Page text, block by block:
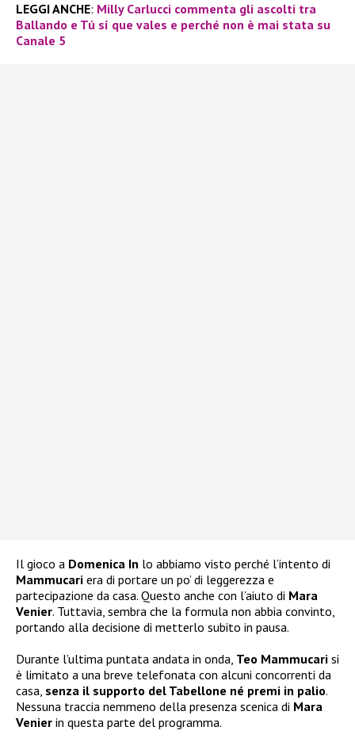
LEGGI ANCHE: Milly Carlucci commenta gli ascolti tra
Ballando e Tú sí que vales e perché non è mai stata su
Canale 5
Il gioco a Domenica In lo abbiamo visto perché l’intento di
Mammucari era di portare un po’ di leggerezza e
partecipazione da casa. Questo anche con l’aiuto di Mara
Venier. Tuttavia, sembra che la formula non abbia convinto,
portando alla decisione di metterlo subito in pausa.
Durante l’ultima puntata andata in onda, Teo Mammucari si
è limitato a una breve telefonata con alcuni concorrenti da
casa, senza il supporto del Tabellone né premi in palio.
Nessuna traccia nemmeno della presenza scenica di Mara
Venier in questa parte del programma.